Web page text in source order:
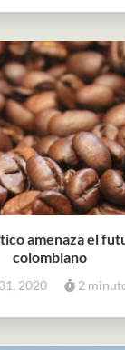
amenaza el
colombiano
2020 2